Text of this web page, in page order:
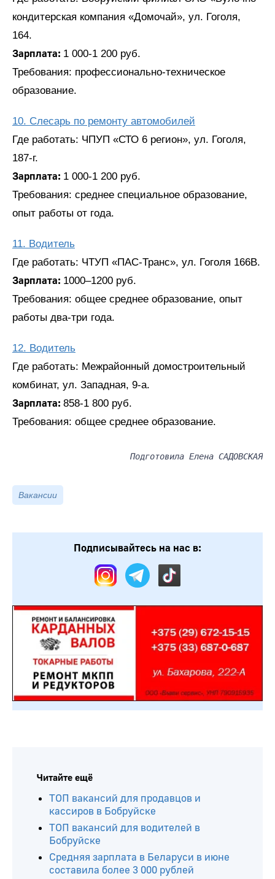
кондитерская компания «Домочай», ул. Гоголя,
164.
Зарплата: 1 000-1 200 руб.
Требования: профессионально-техническое
образование.
10. Слесарь по ремонту автомобилей
Где работать: ЧПУП «СТО 6 регион», ул. Гоголя,
187-г.
Зарплата: 1 000-1 200 руб.
Требования: среднее специальное образование,
опыт работы от года.
11. Водитель
Где работать: ЧТУП «ПАС-Транс», ул. Гоголя 166В.
Зарплата: 1000–1200 руб.
Требования: общее среднее образование, опыт
работы два-три года.
12. Водитель
Где работать: Межрайонный домостроительный
комбинат, ул. Западная, 9-а.
Зарплата: 858-1 800 руб.
Требования: общее среднее образование.
Подготовила Елена САДОВСКАЯ
Вакансии
Подписывайтесь на нас в:
Читайте ещё
ТОП вакансий для продавцов и
кассиров в Бобруйске
ТОП вакансий для водителей в
Бобруйске
Средняя зарплата в Беларуси в июне
составила более 3 000 рублей